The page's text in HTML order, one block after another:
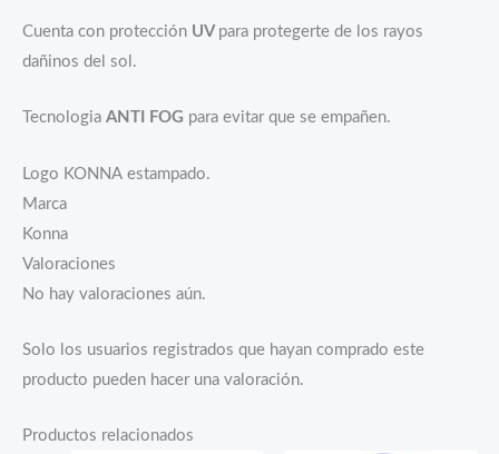
Cuenta con protección UV para protegerte de los rayos
dañinos del sol.
Tecnologia ANTI FOG para evitar que se empañen.
Logo KONNA estampado.
Marca
Konna
Valoraciones
No hay valoraciones aún.
Solo los usuarios registrados que hayan comprado este
producto pueden hacer una valoración.
Productos relacionados